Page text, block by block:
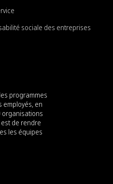
sociale des entreprises
programmes
employés, en
organisations
de rendre
les équipes